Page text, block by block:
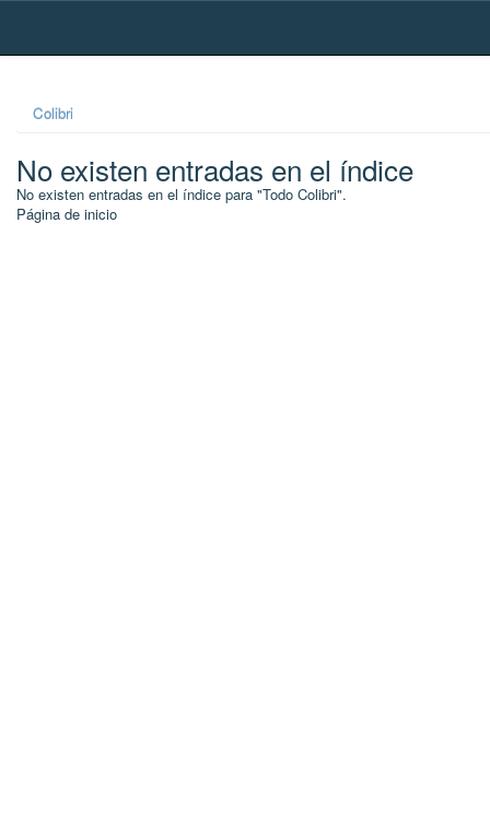
Skip
Colibri
No existen entradas en el índice
No existen entradas en el índice para "Todo Colibri".
Página de inicio